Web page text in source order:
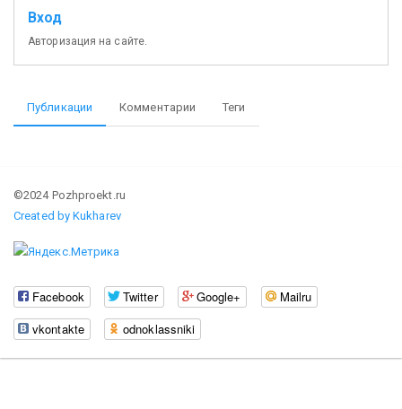
Вход
Авторизация на сайте.
Публикации Комментарии Теги
©2024 Pozhproekt.ru
Created by Kukharev
Facebook Twitter Google+
Mailru
vkontakte
odnoklassniki